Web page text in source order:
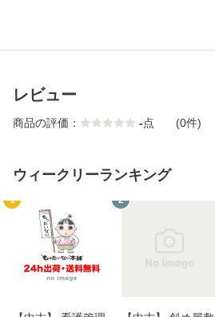
レビュー
商品の評価： -点 (0件)
ウィークリーランキング
1 2